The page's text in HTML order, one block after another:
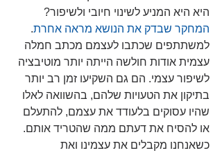
היא היא המניע לשינוי חיובי ולשיפור?
המחקר שבדק את הנושא מראה אחרת.
למשתתפים שכתבו לעצמם מכתב חמלה
עצמית אודות חולשה הייתה יותר מוטיבציה
לשיפור עצמי. הם גם השקיעו זמן רב יותר
בתיקון את הטעויות שלהם, בהשוואה לאלו
שהיו עסוקים בלעודד את עצמם, להתעלם
או להסיח את דעתם ממה שהטריד אותם.
כשאנחנו מקבלים את עצמינו ואת